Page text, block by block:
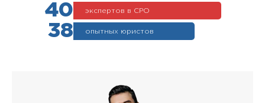
40 экспертов в СРО
38 опытных юристов